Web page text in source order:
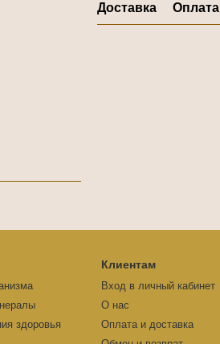
Доставка Оплата
здоровья
Клиентам
Вход в личный кабинет
О нас
Оплата и доставка